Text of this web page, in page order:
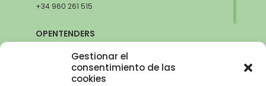
Gestionar el
consentimiento de las
cookies
+34 960 261 515
OPENTENDERS
Avda. de la Innovación, 6
41020 Sevilla